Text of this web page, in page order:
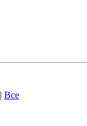
| Все